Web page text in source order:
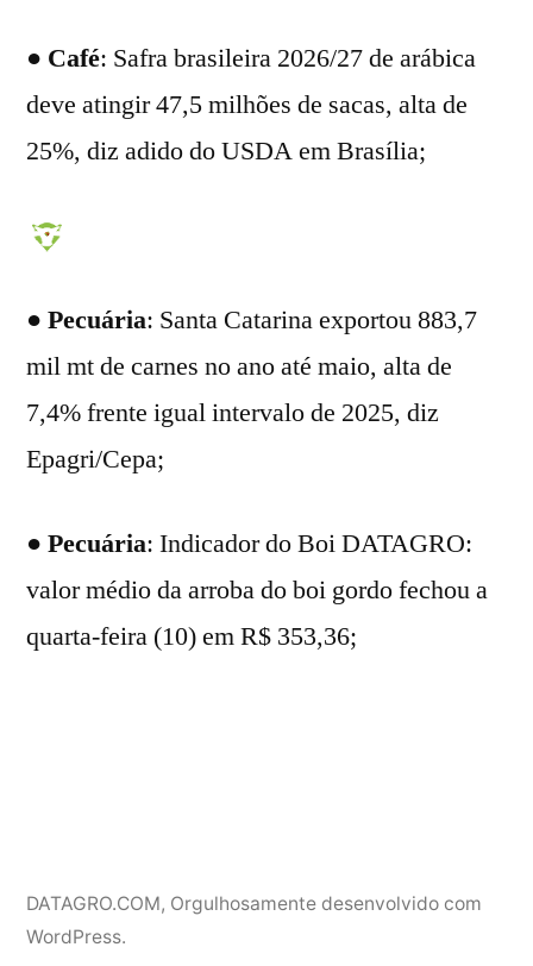
● Café: Safra brasileira 2026/27 de arábica
deve atingir 47,5 milhões de sacas, alta de
25%, diz adido do USDA em Brasília;
● Pecuária: Santa Catarina exportou 883,7
mil mt de carnes no ano até maio, alta de
7,4% frente igual intervalo de 2025, diz
Epagri/Cepa;
● Pecuária: Indicador do Boi DATAGRO:
valor médio da arroba do boi gordo fechou a
quarta-feira (10) em R$ 353,36;
DATAGRO.COM, Orgulhosamente desenvolvido com
WordPress.